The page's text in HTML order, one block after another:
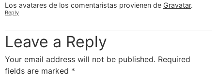
Los avatares de los comentaristas provienen de Gravatar.
Reply
Leave a Reply
Your email address will not be published. Required
fields are marked *